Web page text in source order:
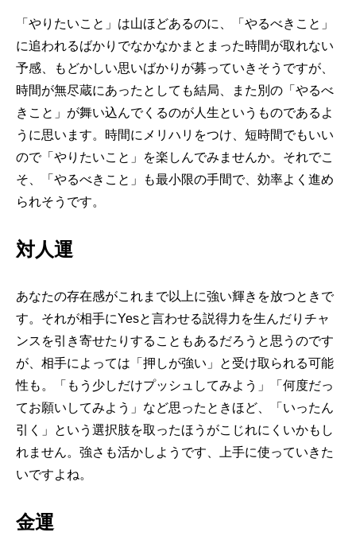
「やりたいこと」は山ほどあるのに、「やるべきこと」
に追われるばかりでなかなかまとまった時間が取れない
予感、もどかしい思いばかりが募っていきそうですが、
時間が無尽蔵にあったとしても結局、また別の「やるべ
きこと」が舞い込んでくるのが人生というものであるよ
うに思います。時間にメリハリをつけ、短時間でもいい
ので「やりたいこと」を楽しんでみませんか。それでこ
そ、「やるべきこと」も最小限の手間で、効率よく進め
られそうです。
対人運
あなたの存在感がこれまで以上に強い輝きを放つときで
す。それが相手にYesと言わせる説得力を生んだりチャ
ンスを引き寄せたりすることもあるだろうと思うのです
が、相手によっては「押しが強い」と受け取られる可能
性も。「もう少しだけプッシュしてみよう」「何度だっ
てお願いしてみよう」など思ったときほど、「いったん
引く」という選択肢を取ったほうがこじれにくいかもし
れません。強さも活かしようです、上手に使っていきた
いですよね。
金運